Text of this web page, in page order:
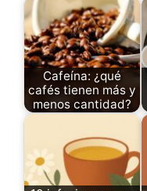
Cafeína: ¿qué
cafés tienen más y
menos cantidad?